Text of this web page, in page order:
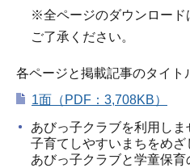
※全ページのダウンロード
ご了承ください。
各ページと掲載記事のタイト
1面（PDF：3,708KB）
あびっ子クラブを利用しま
子育てしやすいまちをめざ
あびっ子クラブと学童保育